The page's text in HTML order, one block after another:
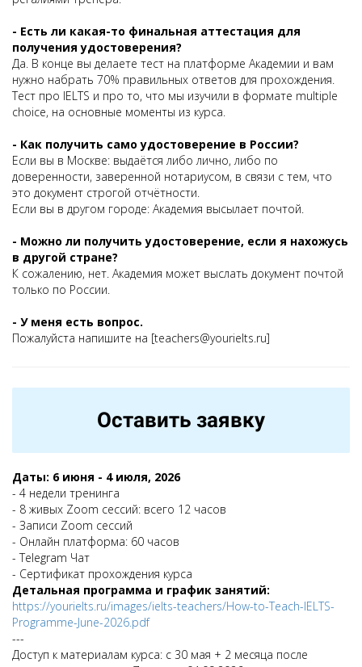
- Есть ли какая-то финальная аттестация для
получения удостоверения?
Да. В конце вы делаете тест на платформе Академии и вам
нужно набрать 70% правильных ответов для прохождения.
Тест про IELTS и про то, что мы изучили в формате multiple
choice, на основные моменты из курса.
- Как получить само удостоверение в России?
Если вы в Москве: выдаётся либо лично, либо по
доверенности, заверенной нотариусом, в связи с тем, что
это документ строгой отчётности.
Если вы в другом городе: Академия высылает почтой.
- Можно ли получить удостоверение, если я нахожусь
в другой стране?
К сожалению, нет. Академия может выслать документ почтой
только по России.
- У меня есть вопрос.
Пожалуйста напишите на [teachers@yourielts.ru]
Оставить заявку
Даты: 6 июня - 4 июля, 2026
- 4 недели тренинга
- 8 живых Zoom сессий: всего 12 часов
- Записи Zoom сессий
- Онлайн платформа: 60 часов
- Telegram Чат
- Сертификат прохождения курса
Детальная программа и график занятий:
https://yourielts.ru/images/ielts-teachers/How-to-Teach-IELTS-
Programme-June-2026.pdf
---
Доступ к материалам курса: с 30 мая + 2 месяца после